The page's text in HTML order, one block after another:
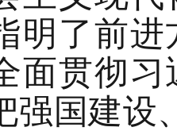
明了前
面贯彻
强国建设